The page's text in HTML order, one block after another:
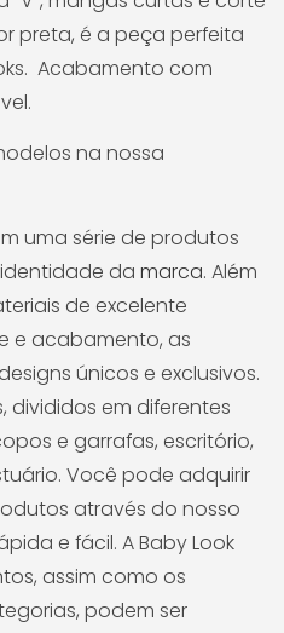
preta, é a peça perfeita
Acabamento com
na nossa
uma série de produtos
da marca. Além
de excelente
e acabamento, as
únicos e exclusivos.
divididos em diferentes
e garrafas, escritório,
Você pode adquirir
através do nosso
e fácil. A Baby Look
assim como os
podem ser